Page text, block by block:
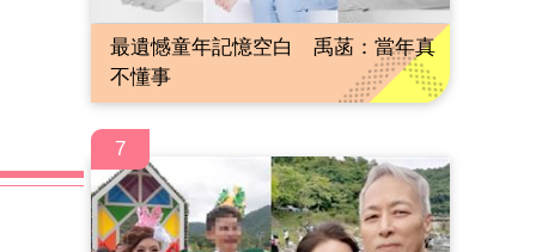
最遺憾童年記憶空白 禹菡：當年真
不懂事
7